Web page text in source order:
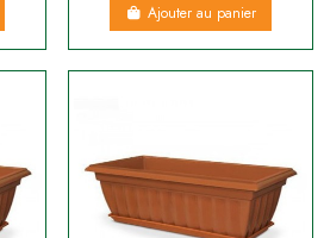
Ajouter au panier